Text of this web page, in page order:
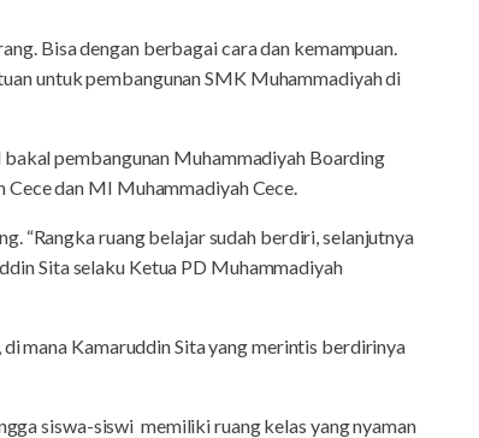
Bisa dengan berbagai cara dan kemampuan.
untuk pembangunan SMK Muhammadiyah di
pembangunan Muhammadiyah Boarding
Cece dan MI Muhammadiyah Cece.
“Rangka ruang belajar sudah berdiri, selanjutnya
Sita selaku Ketua PD Muhammadiyah
mana Kamaruddin Sita yang merintis berdirinya
siswa-siswi memiliki ruang kelas yang nyaman